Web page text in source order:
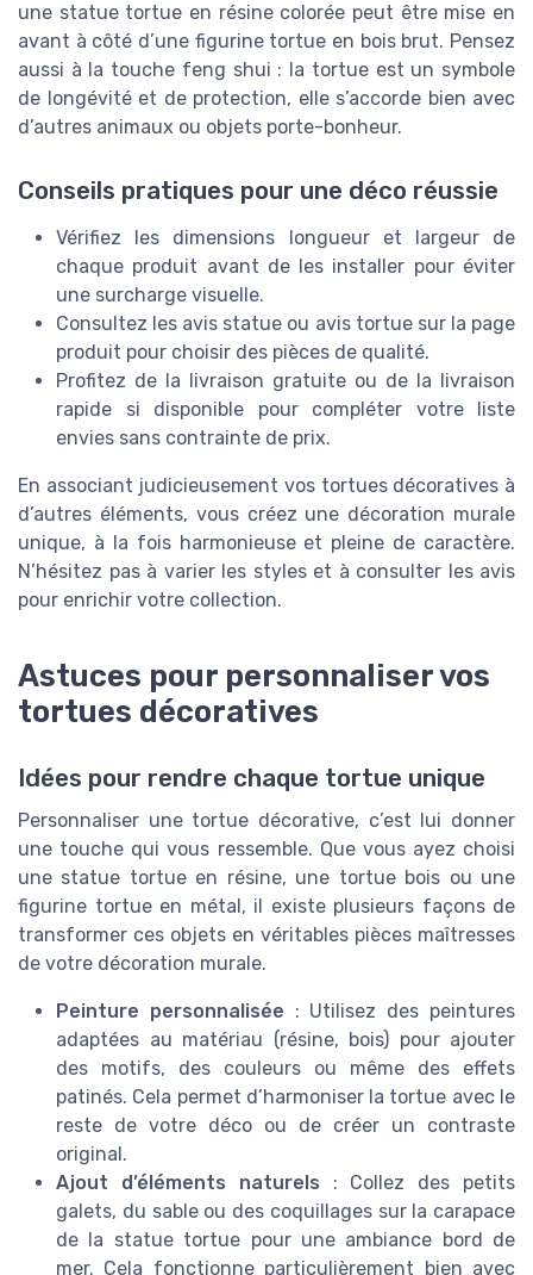
une statue tortue en résine colorée peut être mise en
avant à côté d’une figurine tortue en bois brut. Pensez
aussi à la touche feng shui : la tortue est un symbole
de longévité et de protection, elle s’accorde bien avec
d’autres animaux ou objets porte-bonheur.
Conseils pratiques pour une déco réussie
Vérifiez les dimensions longueur et largeur de
chaque produit avant de les installer pour éviter
une surcharge visuelle.
Consultez les avis statue ou avis tortue sur la page
produit pour choisir des pièces de qualité.
Profitez de la livraison gratuite ou de la livraison
rapide si disponible pour compléter votre liste
envies sans contrainte de prix.
En associant judicieusement vos tortues décoratives à
d’autres éléments, vous créez une décoration murale
unique, à la fois harmonieuse et pleine de caractère.
N’hésitez pas à varier les styles et à consulter les avis
pour enrichir votre collection.
Astuces pour personnaliser vos
tortues décoratives
Idées pour rendre chaque tortue unique
Personnaliser une tortue décorative, c’est lui donner
une touche qui vous ressemble. Que vous ayez choisi
une statue tortue en résine, une tortue bois ou une
figurine tortue en métal, il existe plusieurs façons de
transformer ces objets en véritables pièces maîtresses
de votre décoration murale.
Peinture personnalisée : Utilisez des peintures
adaptées au matériau (résine, bois) pour ajouter
des motifs, des couleurs ou même des effets
patinés. Cela permet d’harmoniser la tortue avec le
reste de votre déco ou de créer un contraste
original.
Ajout d’éléments naturels : Collez des petits
galets, du sable ou des coquillages sur la carapace
de la statue tortue pour une ambiance bord de
mer. Cela fonctionne particulièrement bien avec